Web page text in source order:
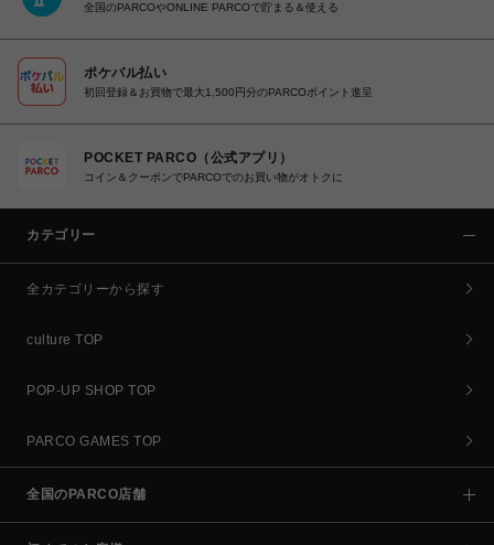
全国のPARCOやONLINE PARCOで貯まる＆使える
ポケパル払い
初回登録＆お買物で最大1,500円分のPARCOポイント進呈
POCKET PARCO（公式アプリ）
コイン＆クーポンでPARCOでのお買い物がオトクに
カテゴリー
全カテゴリーから探す
culture TOP
POP-UP SHOP TOP
PARCO GAMES TOP
全国のPARCO店舗